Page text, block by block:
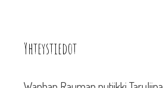
Yhteystiedot